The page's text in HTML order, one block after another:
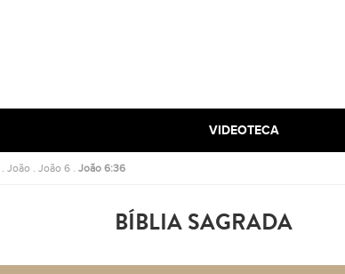
VIDEOTECA
. João . João 6 . João 6:36
BÍBLIA SAGRADA